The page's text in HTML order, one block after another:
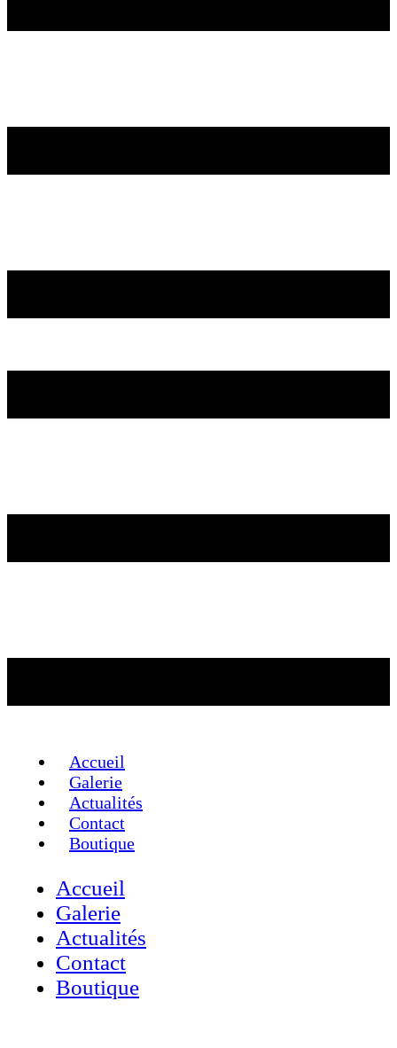
Accueil
Galerie
Actualités
Contact
Boutique
Accueil
Galerie
Actualités
Contact
Boutique